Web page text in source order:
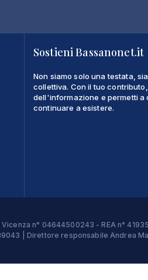
Sostieni Bassanonet.it
Non siamo solo una testata,
collettiva. Con il tuo
dell'informazione e permetti a
continuare a esistere.
n° 04644500243 - REA n°
| Direttore responsabile Andrea